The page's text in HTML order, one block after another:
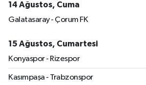
14 Ağustos, Cuma
Galatasaray - Çorum FK
15 Ağustos, Cumartesi
Konyaspor - Rizespor
Kasımpaşa - Trabzonspor